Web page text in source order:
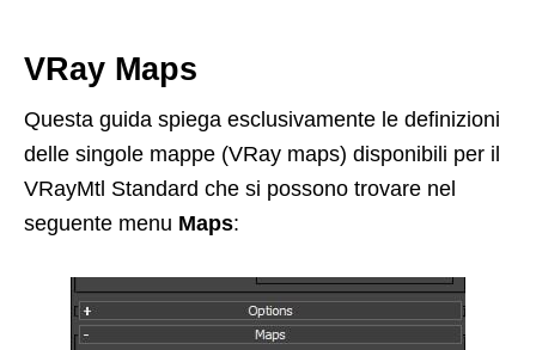
VRay Maps
Questa guida spiega esclusivamente le definizioni
delle singole mappe (VRay maps) disponibili per il
VRayMtl Standard che si possono trovare nel
seguente menu Maps: